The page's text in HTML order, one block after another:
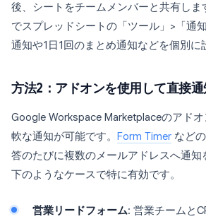
後、シートをチームメンバーと共有しま
でスプレッドシートの「ツール」>「通
通知や1日1回のまとめ通知などを個別に
方法2：アドオンを使用して直接
Google Workspace Marketplaceのアド
軟な通知が可能です。 Form Timer など
答のたびに複数のメールアドレスへ通知
下のようなケースで特に有効です。
営業リードフォーム: 営業チームと